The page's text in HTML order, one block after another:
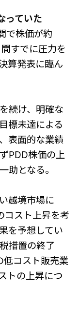
っていた
で株価が約
すでに圧力を
算発表に臨ん
続け、明確な
標未達による
表面的な業績
PDD株価の上
助となる。
越境市場に
コスト上昇を考
を予想してい
措置の終了
低コスト販売業
トの上昇につ